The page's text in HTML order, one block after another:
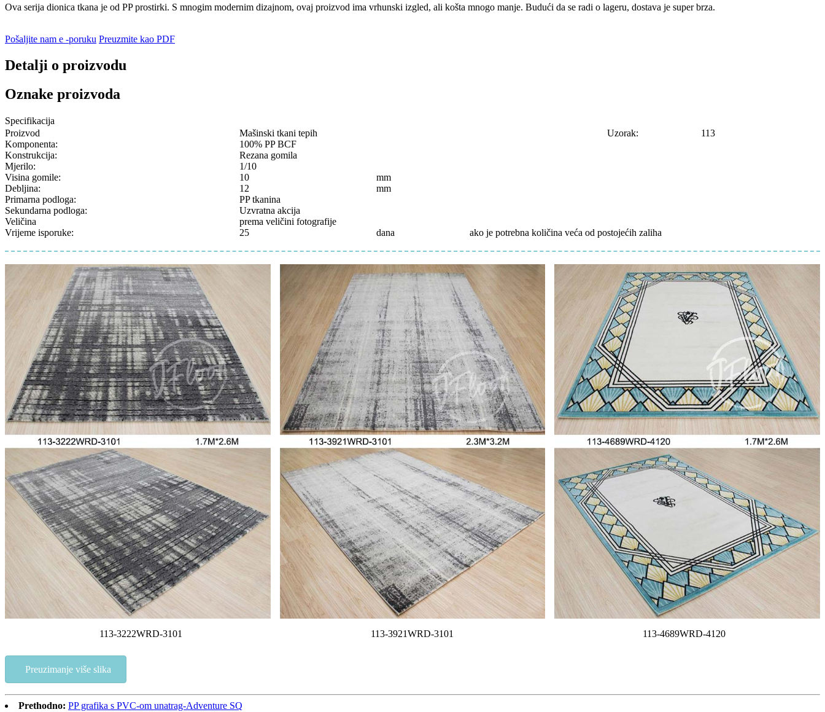
Ova serija dionica tkana je od PP prostirki. S mnogim modernim dizajnom, ovaj proizvod ima vrhunski izgled, ali košta mnogo manje. Budući da se radi o lageru, dostava je super brza.
Pošaljite nam e -poruku Preuzmite kao PDF
Detalji o proizvodu
Oznake proizvoda
Specifikacija
Proizvod
Mašinski tkani tepih Uzorak:
113
Komponenta:
100% PP BCF
Konstrukcija:
Rezana gomila
Mjerilo:
1/10
Visina gomile:
10
mm
Debljina:
12
mm
Primarna podloga:
PP tkanina
Sekundarna podloga:
Uzvratna akcija
Veličina
prema veličini fotografije
Vrijeme isporuke:
25 dana ako je potrebna količina veća od postojećih zaliha
113-3222WRD-3101 113-3921WRD-3101 113-4689WRD-4120
Preuzimanje više slika
Prethodno: PP grafika s PVC-om unatrag-Adventure SQ